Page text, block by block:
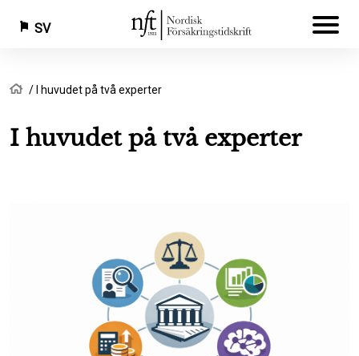
Hoppa
huvudinnehåll
SV
Länkstig
HemI huvudet på två experter
I huvudet på två experter